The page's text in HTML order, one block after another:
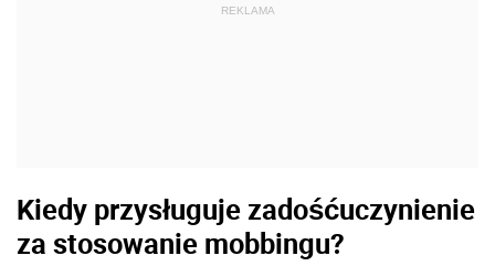
REKLAMA
Kiedy przysługuje zadośćuczynienie
za stosowanie mobbingu?